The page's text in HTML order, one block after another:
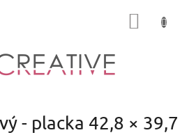
- placka 42,8 × 39,7